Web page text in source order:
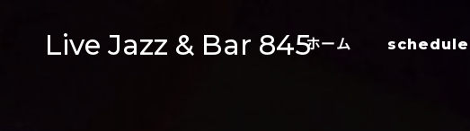
Live Jazz & Bar 845ホーム schedule